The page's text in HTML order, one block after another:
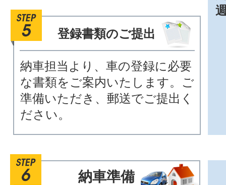
登録書類のご提出
納車担当より、車の登録に必要
な書類をご案内いたします。ご
準備いただき、郵送でご提出く
ださい。
納車準備